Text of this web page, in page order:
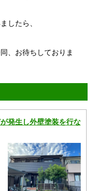
したら、
、お待ちしておりま
発生し外壁塗装を行な